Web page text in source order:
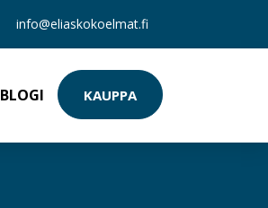
info@eliaskokoelmat.fi
BLOGI KAUPPA